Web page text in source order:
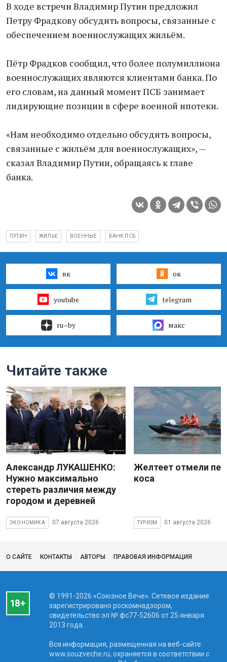
В ходе встречи Владимир Путин предложил
Петру Фрадкову обсудить вопросы, связанные с
обеспечением военнослужащих жильём.
Пётр Фрадков сообщил, что более полумиллиона
военнослужащих являются клиентами банка. По
его словам, на данный момент ПСБ занимает
лидирующие позиции в сфере военной ипотеки.
«Нам необходимо отдельно обсудить вопросы,
связанные с жильём для военнослужащих», —
сказал Владимир Путин, обращаясь к главе
банка.
ПУТИН ЖИЛЬЕ ВОЕННЫЕ БАНК ПСБ
вк ок
youtube telegram
ru–by макс
Читайте также
Александр ЛУКАШЕНКО:
Нужно максимально
стереть различия между
городом и деревней
ЭКОНОМИКА 07 августа 2026
Желтеет отмели
коса
ТУРИЗМ 01 августа 2026
О САЙТЕ КОНТАКТЫ АВТОРЫ ПРАВОВАЯ ИНФОРМАЦИЯ
© 1991-2026 «Союзное Вече». Сетевое издание
зарегистрировано роскомнадзором,
свидетельство эл № фc77-52606 от 25 января
2013 года.
Вся информация, размещенная на веб-сайте
www.souzveche.ru, охраняется в соответствии с